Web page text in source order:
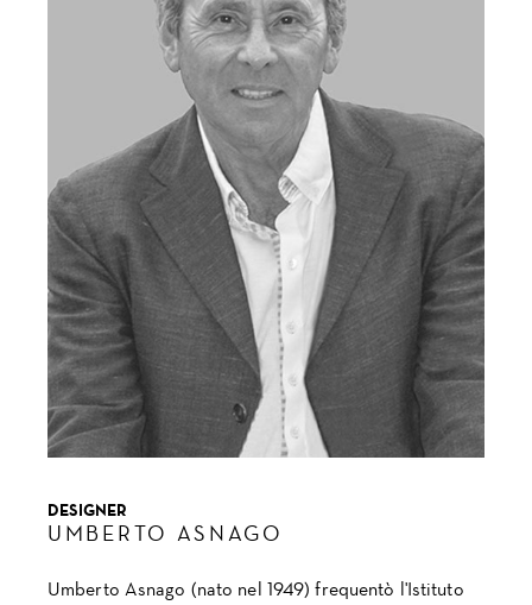
DESIGNER
UMBERTO ASNAGO
Umberto Asnago (nato nel 1949) frequentò l'Istituto